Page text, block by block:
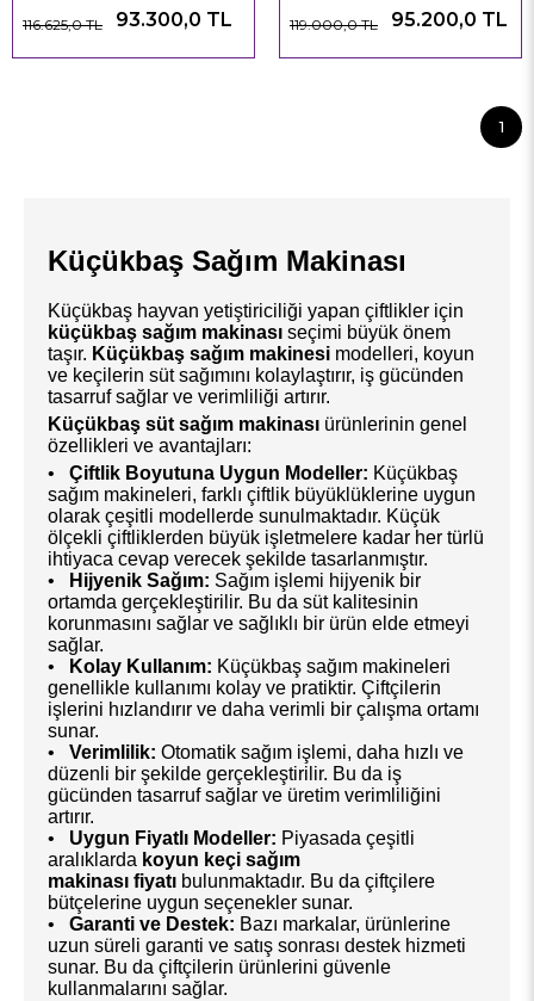
93.300,0 TL
116.625,0 TL 95.200,0 TL
119.000,0 TL
1
Küçükbaş Sağım Makinası
Küçükbaş hayvan yetiştiriciliği yapan çiftlikler için
küçükbaş sağım makinası seçimi büyük önem
taşır. Küçükbaş sağım makinesi modelleri, koyun
ve keçilerin süt sağımını kolaylaştırır, iş gücünden
tasarruf sağlar ve verimliliği artırır.
Küçükbaş süt sağım makinası ürünlerinin genel
özellikleri ve avantajları:
• Çiftlik Boyutuna Uygun Modeller: Küçükbaş
sağım makineleri, farklı çiftlik büyüklüklerine uygun
olarak çeşitli modellerde sunulmaktadır. Küçük
ölçekli çiftliklerden büyük işletmelere kadar her türlü
ihtiyaca cevap verecek şekilde tasarlanmıştır.
•
Hijyenik Sağım: Sağım işlemi hijyenik bir
ortamda gerçekleştirilir. Bu da süt kalitesinin
korunmasını sağlar ve sağlıklı bir ürün elde etmeyi
sağlar.
•
Kolay Kullanım: Küçükbaş sağım makineleri
genellikle kullanımı kolay ve pratiktir. Çiftçilerin
işlerini hızlandırır ve daha verimli bir çalışma ortamı
sunar.
• Verimlilik: Otomatik sağım işlemi, daha hızlı ve
düzenli bir şekilde gerçekleştirilir. Bu da iş
gücünden tasarruf sağlar ve üretim verimliliğini
artırır.
• Uygun Fiyatlı Modeller: Piyasada çeşitli
aralıklarda koyun keçi sağım
makinası fiyatı bulunmaktadır. Bu da çiftçilere
bütçelerine uygun seçenekler sunar.
• Garanti ve Destek: Bazı markalar, ürünlerine
uzun süreli garanti ve satış sonrası destek hizmeti
sunar. Bu da çiftçilerin ürünlerini güvenle
kullanmalarını sağlar.